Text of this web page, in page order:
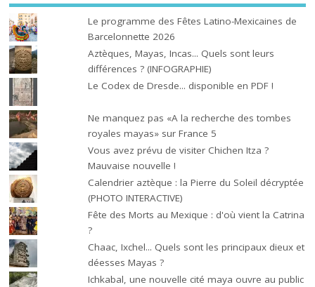
Le programme des Fêtes Latino-Mexicaines de
Barcelonnette 2026
Aztèques, Mayas, Incas... Quels sont leurs
différences ? (INFOGRAPHIE)
Le Codex de Dresde... disponible en PDF !
Ne manquez pas «A la recherche des tombes
royales mayas» sur France 5
Vous avez prévu de visiter Chichen Itza ?
Mauvaise nouvelle !
Calendrier aztèque : la Pierre du Soleil décryptée
(PHOTO INTERACTIVE)
Fête des Morts au Mexique : d'où vient la Catrina
?
Chaac, Ixchel... Quels sont les principaux dieux et
déesses Mayas ?
Ichkabal, une nouvelle cité maya ouvre au public